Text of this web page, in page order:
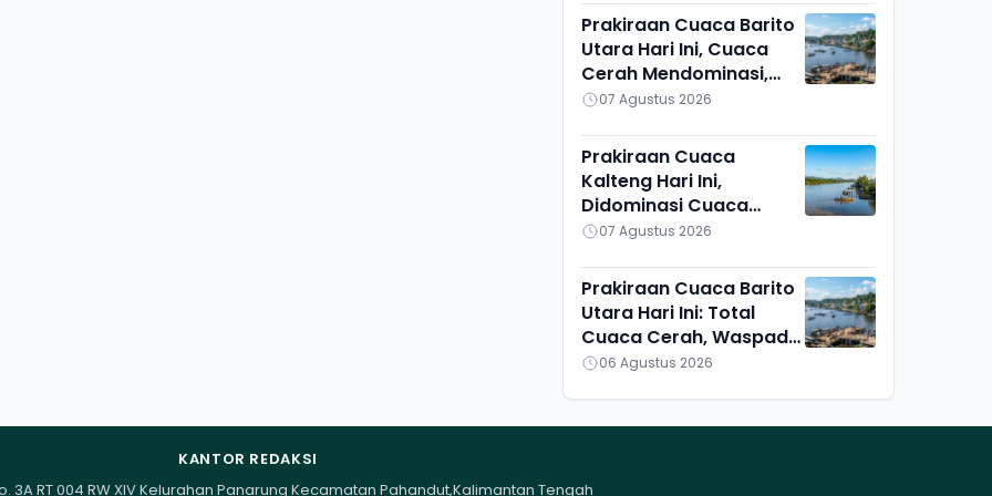
Prakiraan Cuaca Barito
Utara Hari Ini, Cuaca
Cerah Mendominasi,
Lahei Berbeda Sendiri
07 Agustus 2026
Prakiraan Cuaca
Kalteng Hari Ini,
Didominasi Cuaca
Cerah, Kotawaringin
Berawan
07 Agustus 2026
Prakiraan Cuaca Barito
Utara Hari Ini: Total
Cuaca Cerah, Waspadai
Munculnya Titik Api
06 Agustus 2026
KANTOR REDAKSI
3A RT 004 RW XIV Kelurahan Panarung Kecamatan Pahandut,Kalimantan Tengah